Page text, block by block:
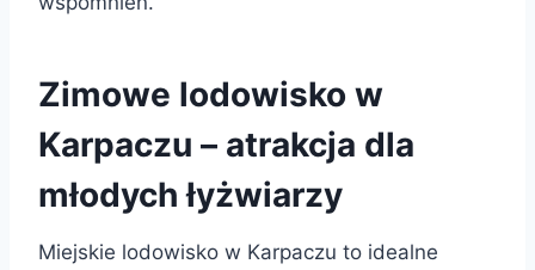
Zimowe lodowisko w
Karpaczu – atrakcja dla
młodych łyżwiarzy
Miejskie lodowisko w Karpaczu to idealne